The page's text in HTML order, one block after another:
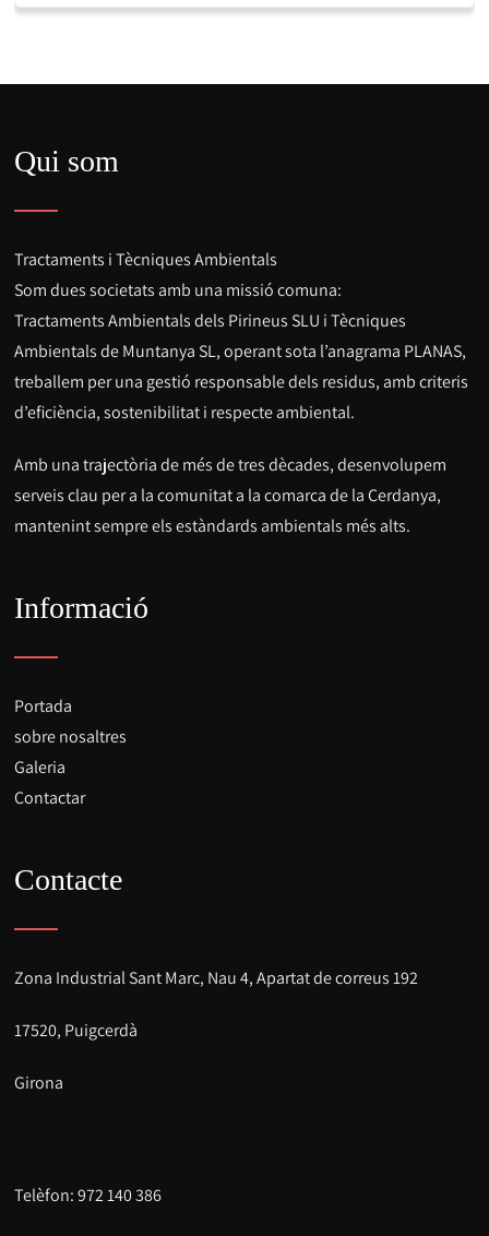
Qui som
Tractaments i Tècniques Ambientals
Som dues societats amb una missió comuna:
Tractaments Ambientals dels Pirineus SLU i Tècniques
Ambientals de Muntanya SL, operant sota l’anagrama PLANAS,
treballem per una gestió responsable dels residus, amb criteris
d’eficiència, sostenibilitat i respecte ambiental.
Amb una trajectòria de més de tres dècades, desenvolupem
serveis clau per a la comunitat a la comarca de la Cerdanya,
mantenint sempre els estàndards ambientals més alts.
Informació
Portada
sobre nosaltres
Galeria
Contactar
Contacte
Zona Industrial Sant Marc, Nau 4, Apartat de correus 192
17520, Puigcerdà
Girona
Telèfon: 972 140 386